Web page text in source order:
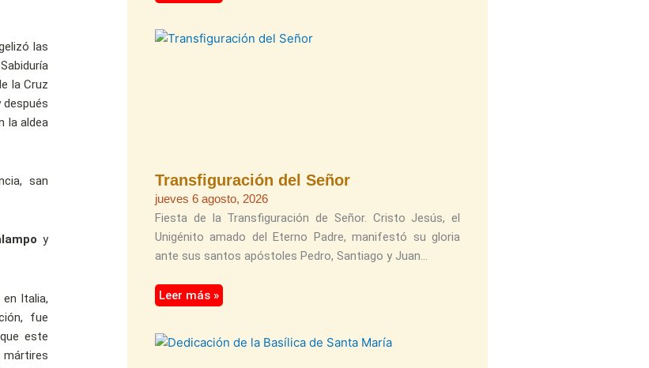
las
la Cruz
después
la aldea
san
y
en Italia,
fue
este
mártires
Transfiguración del Señor
jueves 6 agosto, 2026
Fiesta de la Transfiguración de Señor. Cristo Jesús, el
Unigénito amado del Eterno Padre, manifestó su gloria
ante sus santos apóstoles Pedro, Santiago y Juan
Leer más »